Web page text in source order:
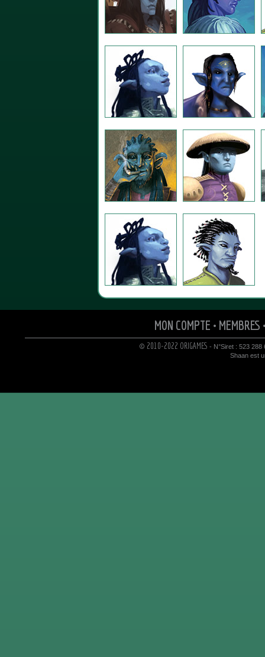
MON COMPTE • MEMBRES
© 2010-2022 ORIGAMES - N°Siret : 523 288
Shaan est